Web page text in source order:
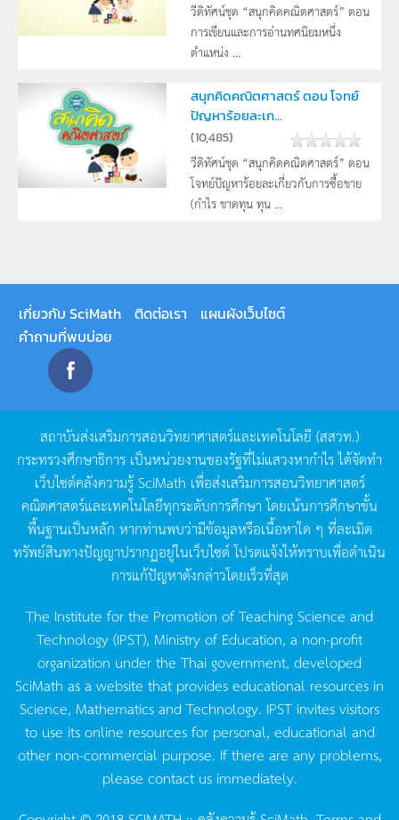
วีดิทัศน์ชุด “สนุกคิดคณิตศาสตร์” ตอน
การเขียนและการอ่านทศนิยมหนึ่ง
ตำแหน่ง ...
สนุกคิดคณิตศาสตร์ ตอน โจทย์
ปัญหาร้อยละเก...
(10,485)
วีดิทัศน์ชุด “สนุกคิดคณิตศาสตร์” ตอน
โจทย์ปัญหาร้อยละเกี่ยวกับการซื้อขาย
(กำไร ขาดทุน ทุน ...
เกี่ยวกับ SciMath ติดต่อเรา
แผนผังเว็บไซต์
คำถามที่พบบ่อย
สถาบันส่งเสริมการสอนวิทยาศาสตร์และเทคโนโลยี (สสวท.)
กระทรวงศึกษาธิการ เป็นหน่วยงานของรัฐที่ไม่แสวงหากำไรได้จัดทำ
เว็บไซต์คลังความรู้SciMath เพื่อส่งเสริมการสอนวิทยาศาสตร์
คณิตศาสตร์และเทคโนโลยีทุกระดับการศึกษา โดยเน้นการศึกษาขั้น
พื้นฐานเป็นหลัก หากท่านพบว่ามีข้อมูลหรือเนื้อหาใด ๆ ที่ละเมิด
ทรัพย์สินทางปัญญาปรากฏอยู่ในเว็บไซต์โปรดแจ้งให้ทราบเพื่อดำเนิน
การแก้ปัญหาดังกล่าวโดยเร็วที่สุด
The Institute for the Promotion of Teaching Science and
Technology (IPST), Ministry of Education, a non-profit
organization under the Thai government, developed
SciMath as a website that provides educational resources in
Science, Mathematics and Technology. IPST invites visitors
to use its online resources for personal, educational and
other non-commercial purpose. If there are any problems,
please contact us immediately.